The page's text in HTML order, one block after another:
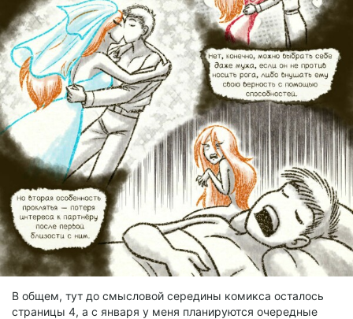
В общем, тут до смысловой середины комикса осталось
страницы 4, а с января у меня планируются очередные